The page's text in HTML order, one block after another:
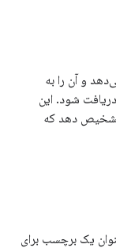
و آن را به
خروجی جاوا ارسال می‌کند تا توسط metalava دریافت شود. این
دهد که
یک برچسب برای